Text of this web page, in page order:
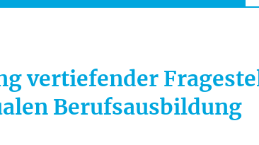
vertiefender
Berufsausbildung